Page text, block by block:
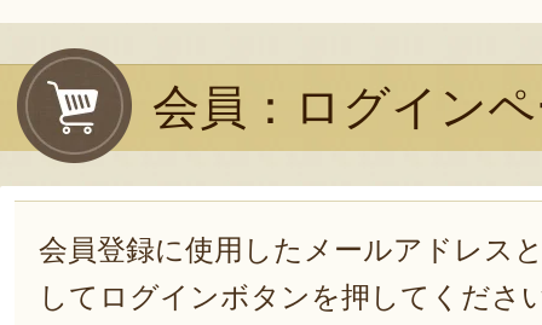
会員：ログイン
会員登録に使用したメールアドレス
してログインボタンを押してくださ